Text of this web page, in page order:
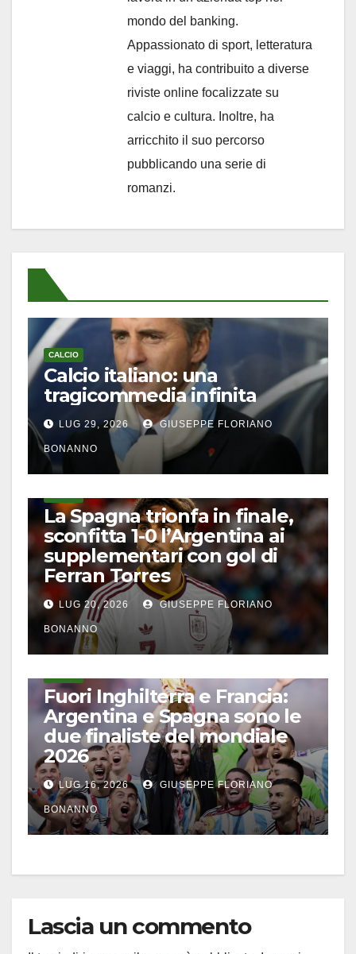
mondo del banking.
Appassionato di sport, letteratura
e viaggi, ha contribuito a diverse
riviste online focalizzate su
calcio e cultura. Inoltre, ha
arricchito il suo percorso
pubblicando una serie di
romanzi.
CALCIO
Calcio italiano: una
tragicommedia infinita
LUG 29, 2026 GIUSEPPE FLORIANO
BONANNO
La Spagna trionfa in finale,
sconfitta 1-0 l’Argentina ai
supplementari con gol di
Ferran Torres
LUG 20, 2026 GIUSEPPE FLORIANO
BONANNO
Fuori Inghilterra e Francia:
Argentina e Spagna sono le
due finaliste del mondiale
2026
LUG 16, 2026 GIUSEPPE FLORIANO
BONANNO
Lascia un commento